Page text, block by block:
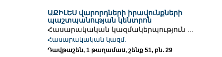
ԱՔԻԼԵՍ վարորդների իրավունքների
պաշտպանության կենտրոն
Հասարակական կազմակերպություն ...
Հասարակական կազմ.
Դավթաշեն, 1 թաղամաս, շենք 51, բն. 29